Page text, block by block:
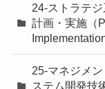
24-ストラテ
計画・実施（
Implementation
25-マネジメ
ステム開発技